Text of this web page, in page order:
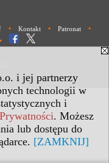
i jej partnerzy
technologii w
i
. Możesz
lub dostępu do
[ZAMKNIJ]
• Kontakt • Patronat •
•